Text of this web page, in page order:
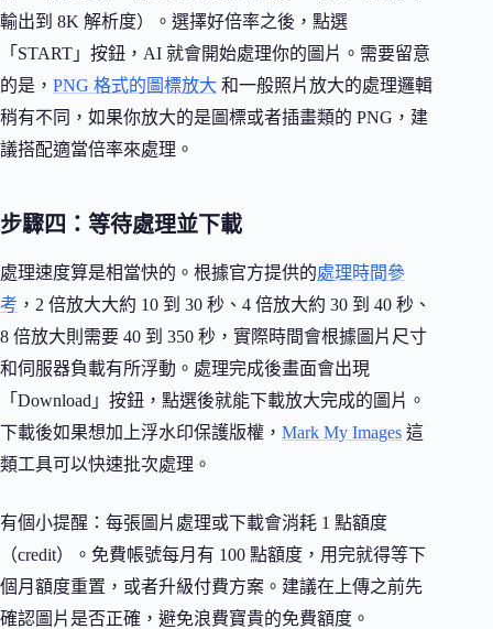
輸出到 8K 解析度）。選擇好倍率之後，點選
「START」按鈕，AI 就會開始處理你的圖片。需要留意
的是， PNG 格式的圖標放大 和一般照片放大的處理邏輯
稍有不同，如果你放大的是圖標或者插畫類的 PNG，建
議搭配適當倍率來處理。
步驟四：等待處理並下載
處理速度算是相當快的。根據官方提供的處理時間參
考 ，2 倍放大大約 10 到 30 秒、4 倍放大約 30 到 40 秒、
8 倍放大則需要 40 到 350 秒，實際時間會根據圖片尺寸
和伺服器負載有所浮動。處理完成後畫面會出現
「Download」按鈕，點選後就能下載放大完成的圖片。
下載後如果想加上浮水印保護版權， Mark My Images 這
類工具可以快速批次處理。
有個小提醒：每張圖片處理或下載會消耗 1 點額度
（credit）。免費帳號每月有 100 點額度，用完就得等下
個月額度重置，或者升級付費方案。建議在上傳之前先
確認圖片是否正確，避免浪費寶貴的免費額度。